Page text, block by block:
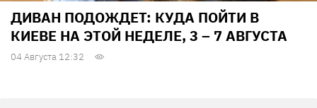
ДИВАН ПОДОЖДЕТ: КУДА ПОЙТИ В
КИЕВЕ НА ЭТОЙ НЕДЕЛЕ, 3 – 7 АВГУСТА
04 Августа 12:32